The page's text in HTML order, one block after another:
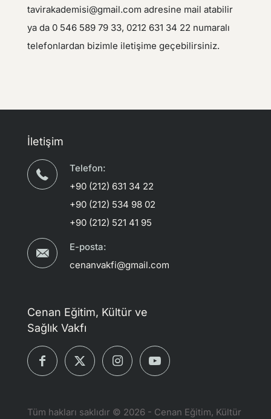
tavirakademisi@gmail.com adresine mail atabilir
ya da 0 546 589 79 33, 0212 631 34 22 numaralı
telefonlardan bizimle iletişime geçebilirsiniz.
İletişim
Telefon:
+90 (212) 631 34 22
+90 (212) 534 98 02
+90 (212) 521 41 95
E-posta:
cenanvakfi@gmail.com
Cenan Eğitim, Kültür ve
Sağlık Vakfı
Tüm hakları saklıdır © 2026 - Cenan Eğitim, Kültür